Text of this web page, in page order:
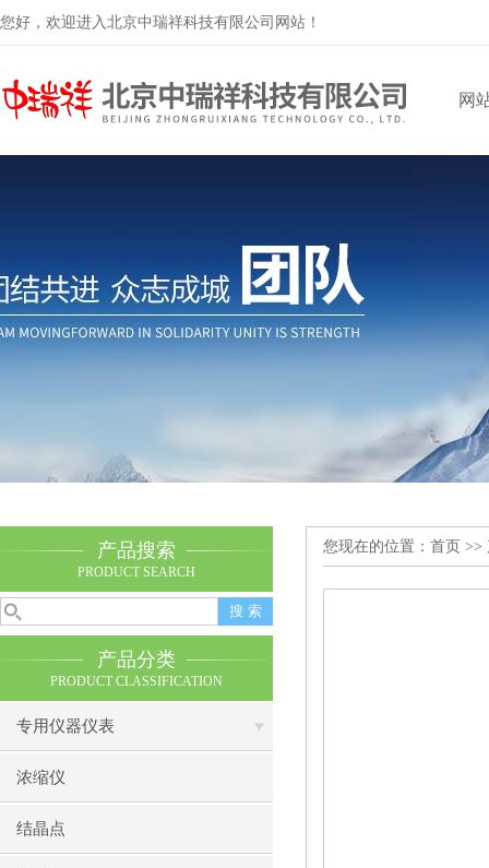
您好，欢迎进入北京中瑞祥科技有限公司网站！
网
产品搜索
PRODUCT SEARCH
产品分类
PRODUCT CLASSIFICATION
专用仪器仪表
浓缩仪
结晶点
您现在的位置： 首页 >>